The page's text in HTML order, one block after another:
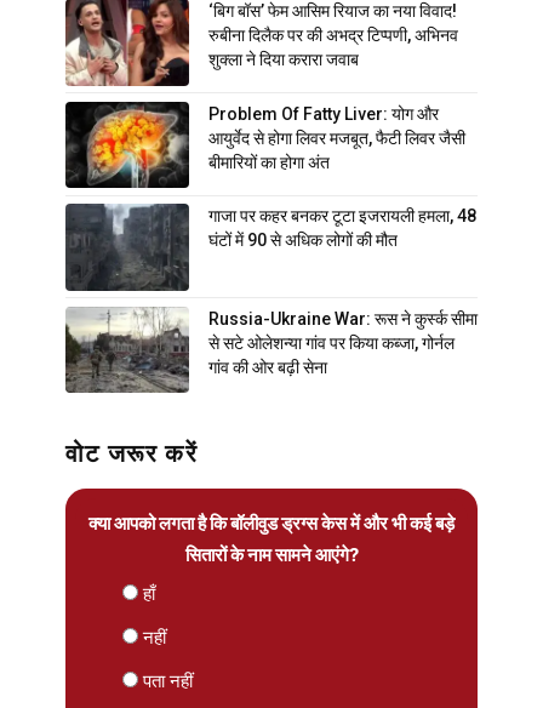
‘बिग बॉस’ फेम आसिम रियाज का नया विवाद!
रुबीना दिलैक पर की अभद्र टिप्पणी, अभिनव
शुक्ला ने दिया करारा जवाब
Problem Of Fatty Liver: योग और
आयुर्वेद से होगा लिवर मजबूत, फैटी लिवर जैसी
बीमारियों का होगा अंत
गाजा पर कहर बनकर टूटा इजरायली हमला, 48
घंटों में 90 से अधिक लोगों की मौत
Russia-Ukraine War: रूस ने कुर्स्क सीमा
से सटे ओलेशन्या गांव पर किया कब्जा, गोर्नल
गांव की ओर बढ़ी सेना
वोट जरूर करें
क्या आपको लगता है कि बॉलीवुड ड्रग्स केस में और भी कई बड़े
सितारों के नाम सामने आएंगे?
हाँ
नहीं
पता नहीं